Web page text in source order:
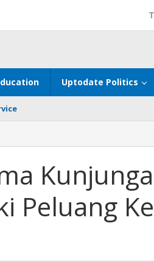
Uptodate Politics
Peluang